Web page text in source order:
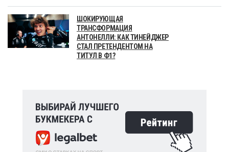
ШОКИРУЮЩАЯ
ТРАНСФОРМАЦИЯ
АНТОНЕЛЛИ: КАК ТИНЕЙДЖЕР
СТАЛ ПРЕТЕНДЕНТОМ НА
ТИТУЛ В Ф1?